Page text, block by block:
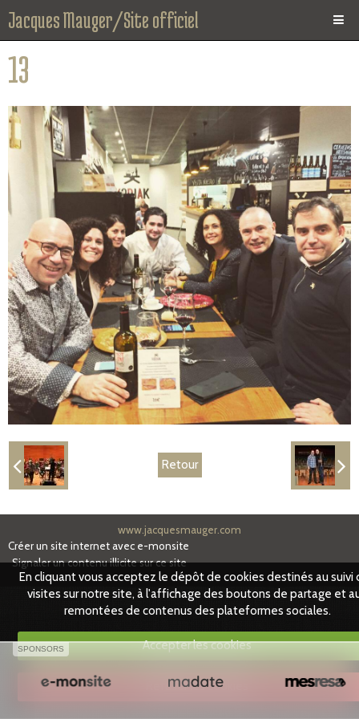
Jacques Mauger/Site officiel
Page d'accueil
News
Photos
Vidéos
Biographie
CD
Instrument
Agenda
Espace Presse
Contact
Partenaires
Facebook
13
Retour
www.jacquesmauger.com
Créer un site internet avec e-monsite
Signaler un contenu illicite sur ce site
SPONSORS
En cliquant vous acceptez le dépôt de cookies destinés au suivi
visites sur notre site, à l'affichage des boutons de partage et
remontées de contenus des plateformes sociales.
Accepter les cookies
Refuser les cookies